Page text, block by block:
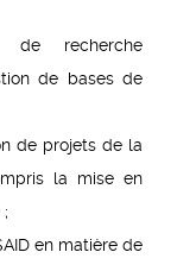
de recherche
de bases de
de projets de la
la mise en
en matière de